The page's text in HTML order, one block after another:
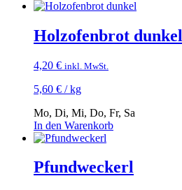
Holzofenbrot dunkel
4,20 € inkl. MwSt.
5,60 € /kg
Mo, Di, Mi, Do, Fr, Sa
In den Warenkorb
Pfundweckerl